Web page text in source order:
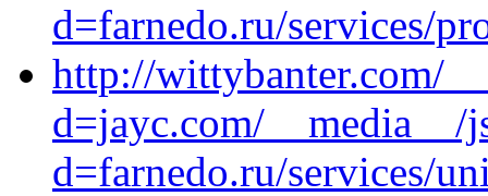
d=farnedo.ru/services/
http://wittybanter.com/
d=jayc.com/__media__/
d=farnedo.ru/services/